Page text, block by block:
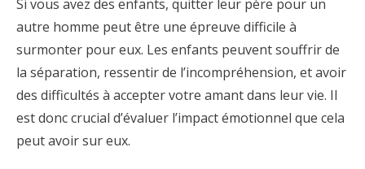
Si vous avez des enfants, quitter leur père pour un
autre homme peut être une épreuve difficile à
surmonter pour eux. Les enfants peuvent souffrir de
la séparation, ressentir de l’incompréhension, et avoir
des difficultés à accepter votre amant dans leur vie. Il
est donc crucial d’évaluer l’impact émotionnel que cela
peut avoir sur eux.